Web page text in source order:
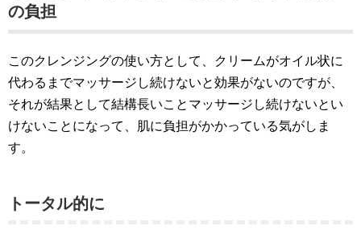
の負担
このクレンジングの使い方として、クリームがオイル状に
代わるまでマッサージし続けないと効果がないのですが、
それが結果として結構長いことマッサージし続けないとい
けないことになって、肌に負担がかかっている気がしま
す。
トータル的に